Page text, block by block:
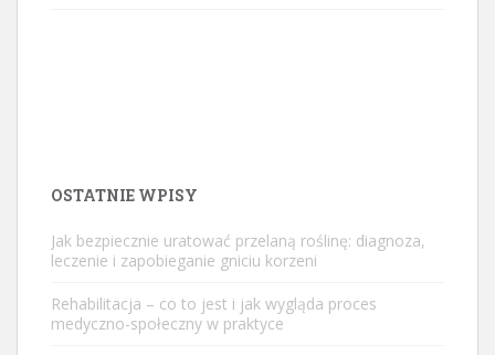
OSTATNIE WPISY
Jak bezpiecznie uratować przelaną roślinę: diagnoza,
leczenie i zapobieganie gniciu korzeni
Rehabilitacja – co to jest i jak wygląda proces
medyczno-społeczny w praktyce